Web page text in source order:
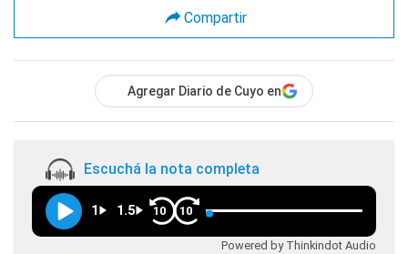
Compartir
Agregar Diario de Cuyo en
Escuchá la nota completa
1 1.5 10 10
Powered by Thinkindot Audio